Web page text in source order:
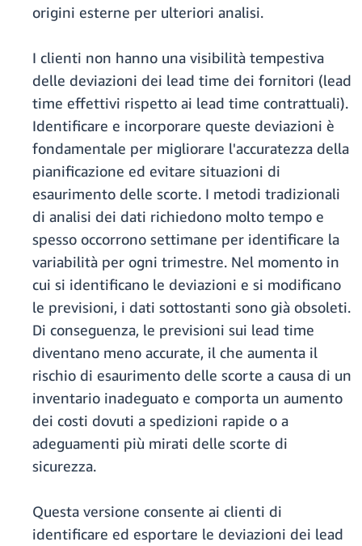
origini esterne per ulteriori analisi.
I clienti non hanno una visibilità tempestiva
delle deviazioni dei lead time dei fornitori (lead
time effettivi rispetto ai lead time contrattuali).
Identificare e incorporare queste deviazioni è
fondamentale per migliorare l'accuratezza della
pianificazione ed evitare situazioni di
esaurimento delle scorte. I metodi tradizionali
di analisi dei dati richiedono molto tempo e
spesso occorrono settimane per identificare la
variabilità per ogni trimestre. Nel momento in
cui si identificano le deviazioni e si modificano
le previsioni, i dati sottostanti sono già obsoleti.
Di conseguenza, le previsioni sui lead time
diventano meno accurate, il che aumenta il
rischio di esaurimento delle scorte a causa di un
inventario inadeguato e comporta un aumento
dei costi dovuti a spedizioni rapide o a
adeguamenti più mirati delle scorte di
sicurezza.
Questa versione consente ai clienti di
identificare ed esportare le deviazioni dei lead